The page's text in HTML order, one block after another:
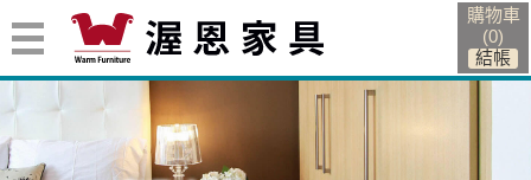
購物車
(0)